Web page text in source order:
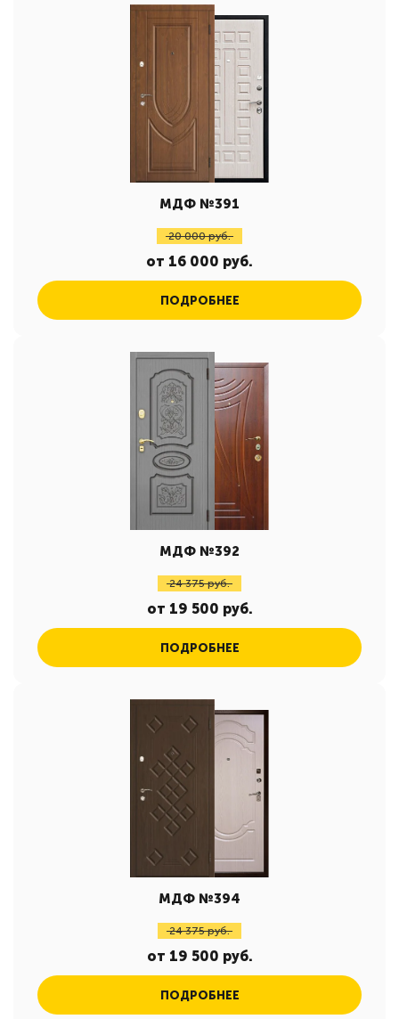
МДФ №391
20 000 руб.
от 16 000 руб.
ПОДРОБНЕЕ
МДФ №392
24 375 руб.
от 19 500 руб.
ПОДРОБНЕЕ
МДФ №394
24 375 руб.
от 19 500 руб.
ПОДРОБНЕЕ